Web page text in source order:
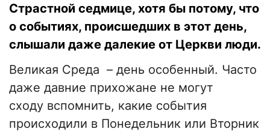
Страстной седмице, хотя бы потому, что
о событиях, происшедших в этот день,
слышали даже далекие от Церкви люди.
Великая Среда – день особенный. Часто
даже давние прихожане не могут
сходу вспомнить, какие события
происходили в Понедельник или Вторник